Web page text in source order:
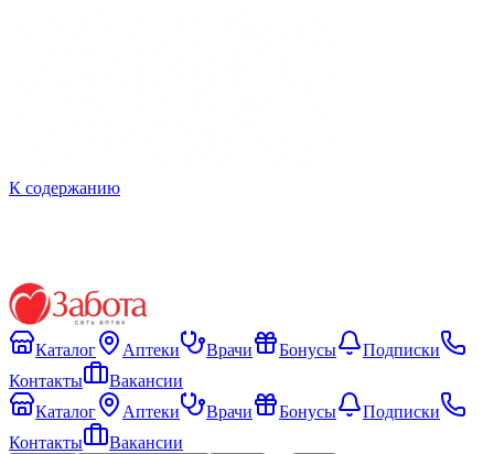
К содержанию
Каталог Аптеки Врачи Бонусы
Подписки
Контакты
Вакансии
Каталог
Аптеки Врачи Бонусы
Подписки
Контакты
Вакансии